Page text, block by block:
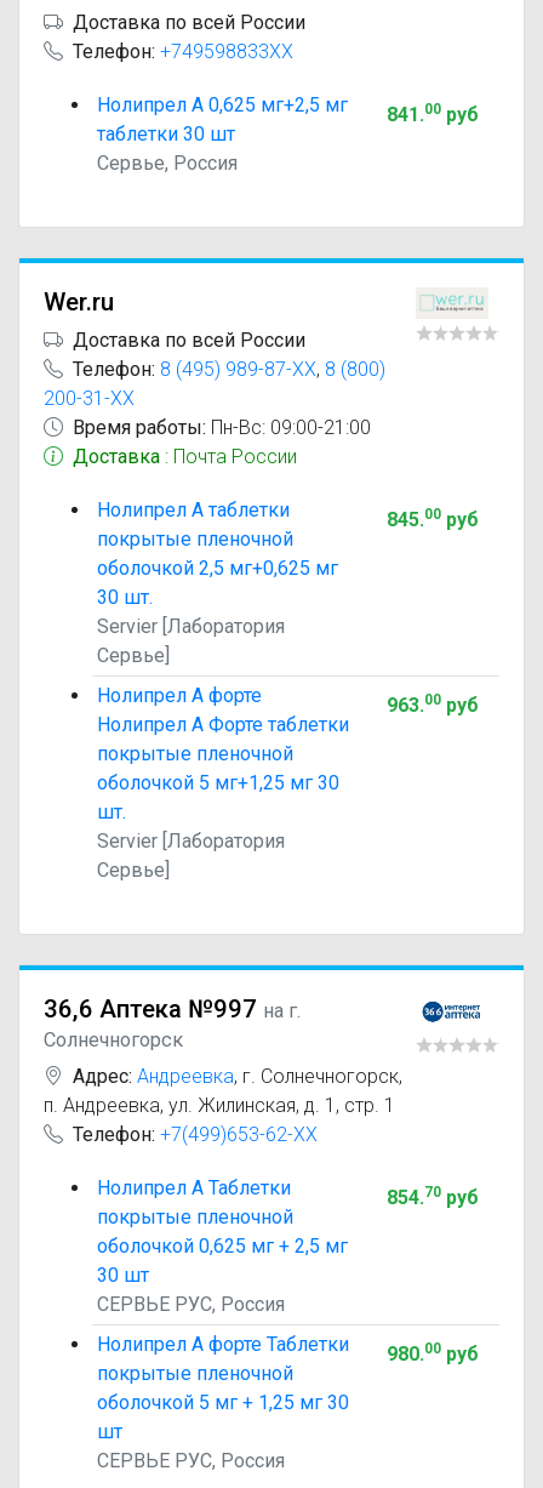
Доставка по всей России
Телефон: +749598833XX
Нолипрел А 0,625 мг+2,5 мг
таблетки 30 шт
Сервье, Россия
841.00руб
Wer.ru
Доставка по всей России
Телефон: 8 (495) 989-87-XX, 8 (800)
200-31-XX
Время работы: Пн-Вс: 09:00-21:00
Доставка : Почта России
Нолипрел А таблетки
покрытые пленочной
оболочкой 2,5 мг+0,625 мг
30 шт.
Servier [Лаборатория
Сервье]
845.00руб
Нолипрел А форте
Нолипрел А Форте таблетки
покрытые пленочной
оболочкой 5 мг+1,25 мг 30
шт.
Servier [Лаборатория
Сервье]
963.00руб
36,6 Аптека №997 на г.
Солнечногорск
Адрес: Андреевка, г. Солнечногорск,
п. Андреевка, ул. Жилинская, д. 1, стр. 1
Телефон: +7(499)653-62-XX
Нолипрел А Таблетки
покрытые пленочной
оболочкой 0,625 мг + 2,5 мг
30 шт
СЕРВЬЕ РУС, Россия
854.70руб
Нолипрел А форте Таблетки
покрытые пленочной
оболочкой 5 мг + 1,25 мг 30
шт
СЕРВЬЕ РУС, Россия
980.00руб